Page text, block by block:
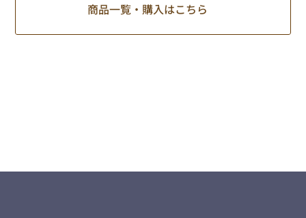
商品一覧・購入はこちら